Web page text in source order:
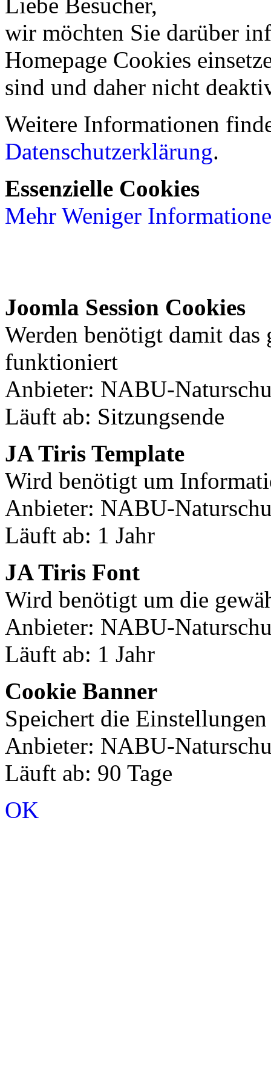
Liebe Besucher,
wir möchten Sie darüber
Homepage Cookies
sind und daher nicht
Weitere Informationen
Datenschutzerklärung.
Essenzielle Cookies
Mehr Weniger
Joomla Session Cookies
Werden benötigt damit
funktioniert
Anbieter: NABU-
Läuft ab: Sitzungsende
JA Tiris Template
Wird benötigt um
Anbieter: NABU-
Läuft ab: 1 Jahr
JA Tiris Font
Wird benötigt um die
Anbieter: NABU-
Läuft ab: 1 Jahr
Cookie Banner
Speichert die
Anbieter: NABU-
Läuft ab: 90 Tage
OK